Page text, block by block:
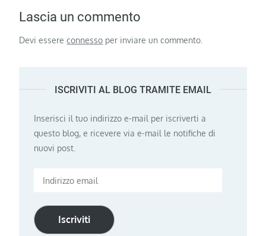
Lascia un commento
Devi essereconnesso per inviare un commento.
ISCRIVITI AL BLOG TRAMITE EMAIL
Inserisci il tuo indirizzo e-mail per iscriverti a
questo blog, e ricevere via e-mail le notifiche di
nuovi post.
Indirizzo
Iscriviti